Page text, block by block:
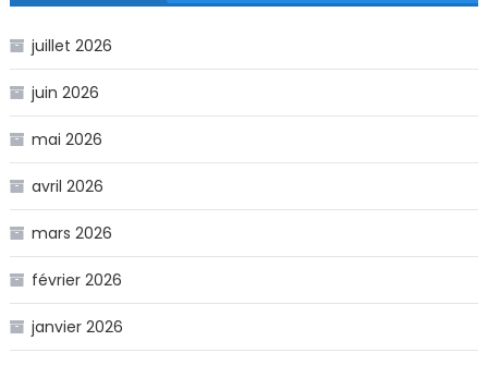
juillet 2026
juin 2026
mai 2026
avril 2026
mars 2026
février 2026
janvier 2026